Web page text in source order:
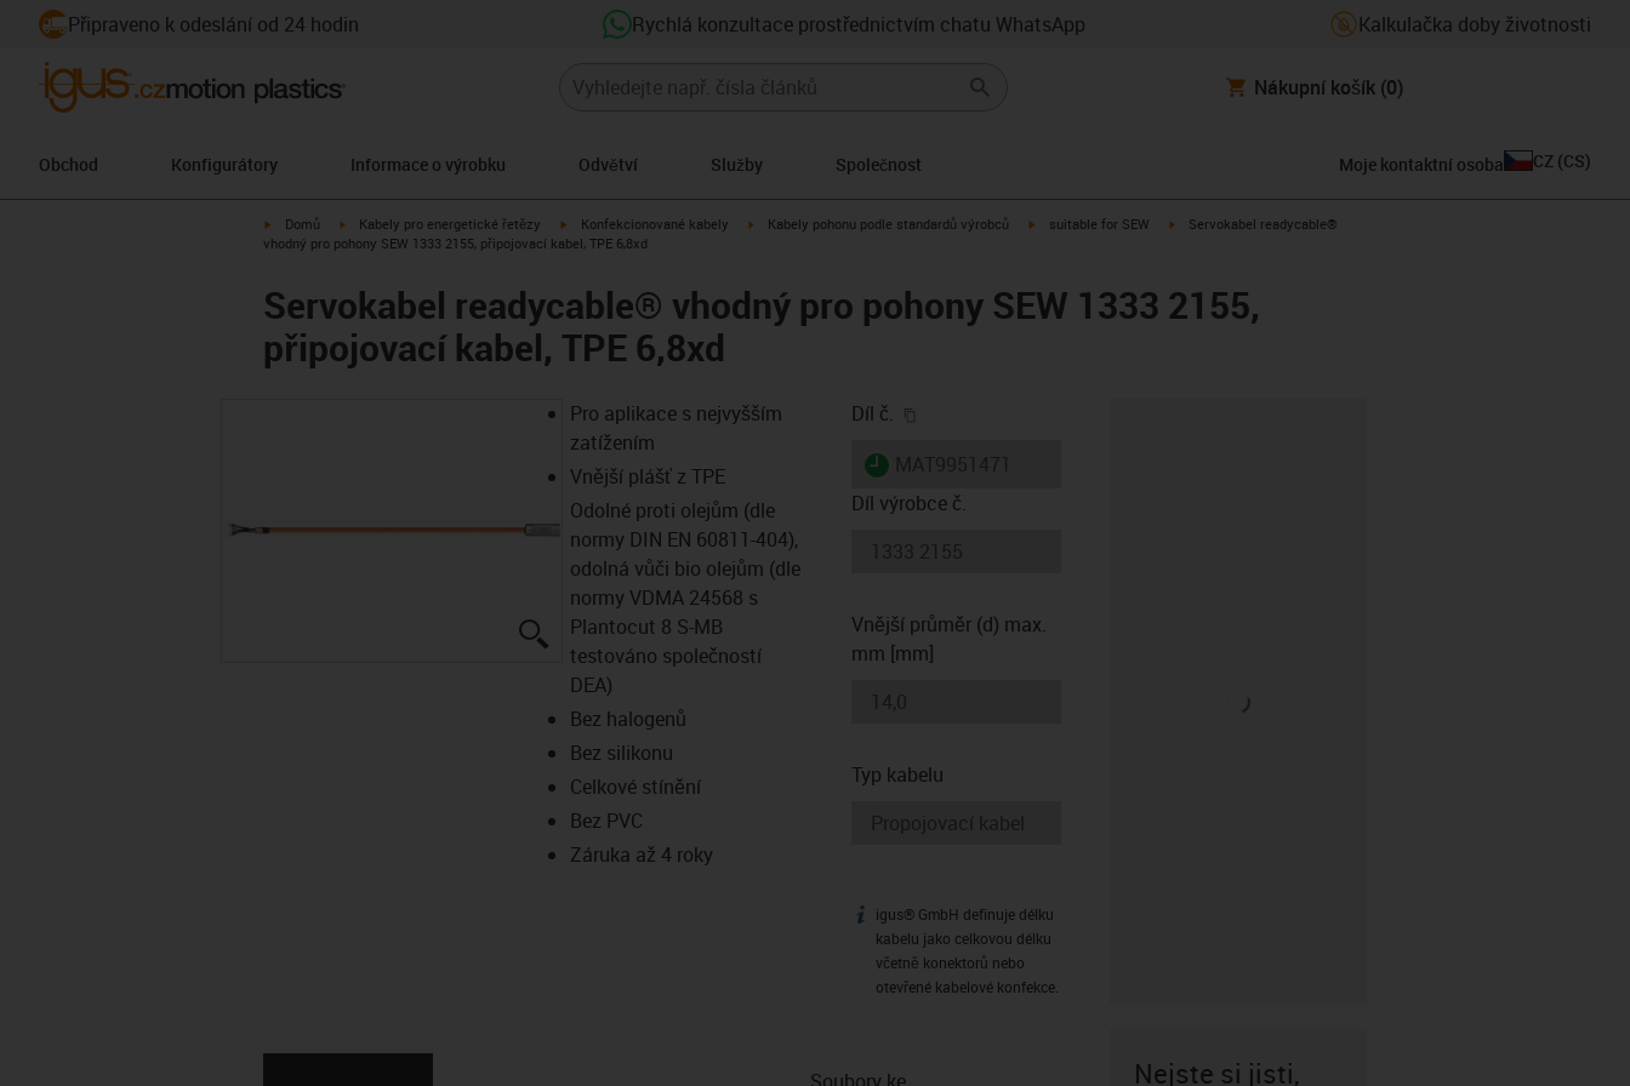
Připraveno k odeslání od 24 hodin Rychlá konzultace prostřednictvím chatu WhatsApp Kalkulačka doby životnosti
Nákupní košík (0)
Obchod Konfigurátory Informace o výrobku Odvětví Služby Společnost Moje kontaktní osoba CZ (CS)
igus-icon-arrow-right
Domů igus-icon-arrow-right
Kabely pro energetické řetězy igus-icon-arrow-right
Konfekcionované kabely igus-icon-arrow-right
Kabely pohonu podle standardů výrobců igus-icon-arrow-right
suitable for SEW igus-icon-arrow-right
Servokabel readycable®
vhodný pro pohony SEW 1333 2155, připojovací kabel, TPE 6,8xd
Servokabel readycable® vhodný pro pohony SEW 1333 2155,
připojovací kabel, TPE 6,8xd
igus-icon-lupe
Pro aplikace s nejvyšším
zatížením
Vnější plášť z TPE
Odolné proti olejům (dle
normy DIN EN 60811-404),
odolná vůči bio olejům (dle
normy VDMA 24568 s
Plantocut 8 S-MB
testováno společností
DEA)
Bez halogenů
Bez silikonu
Celkové stínění
Bez PVC
Záruka až 4 roky
Díl č.
igus-icon-lieferzeit
Díl výrobce č.
Vnější průměr (d) max.
mm [mm]
Typ kabelu
igus-icon-info
igus® GmbH definuje délku
kabelu jako celkovou délku
včetně konektorů nebo
otevřené kabelové konfekce.
Soubory ke
Nejste si jisti,